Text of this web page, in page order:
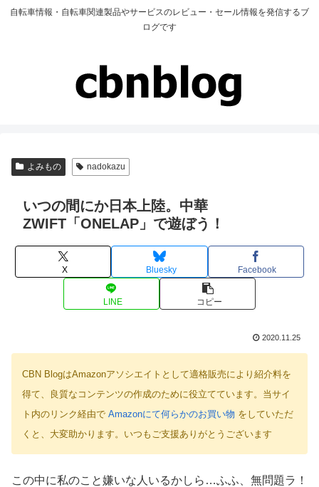
自転車情報・自転車関連製品やサービスのレビュー・セール情報を発信するブ
ログです
よみもの nadokazu
いつの間にか日本上陸。中華
ZWIFT「ONELAP」で遊ぼう！
X Bluesky Facebook
LINE コピー
2020.11.25
CBN BlogはAmazonアソシエイトとして適格販売により紹介料を
得て、良質なコンテンツの作成のために役立てています。当サイ
ト内のリンク経由で Amazonにて何らかのお買い物 をしていただ
くと、大変助かります。いつもご支援ありがとうございます
この中に私のこと嫌いな人いるかしら…ふふ、無問題ラ！